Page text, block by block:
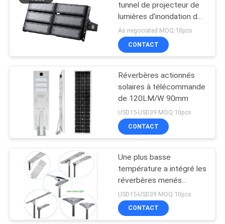
SITE
POLICY
tunnel de projecteur de
lumières d'inondation de
250W 5000k IP65 LED
As negociated MOQ:10pcs
CONTACT
Réverbères actionnés
solaires à télécommande
de 120LM/W 90mm
USD15-USD39 MOQ:10pcs
CONTACT
Une plus basse
température a intégré les
réverbères menés
extérieurs de 90mm
USD15-USD39 MOQ:10pcs
CONTACT